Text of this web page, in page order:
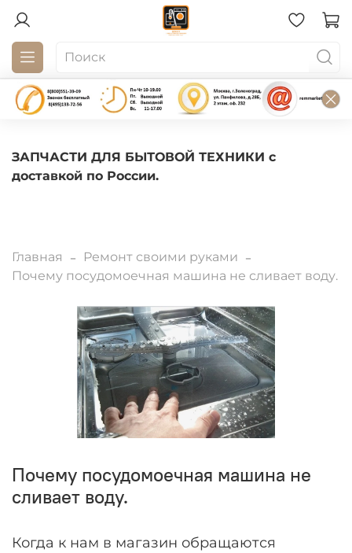
ЗАПЧАСТИ ДЛЯ БЫТОВОЙ ТЕХНИКИ с
доставкой по России.
Главная
Ремонт своими руками
Почему посудомоечная машина не сливает воду.
Почему посудомоечная машина не
сливает воду.
Когда к нам в магазин обращаются